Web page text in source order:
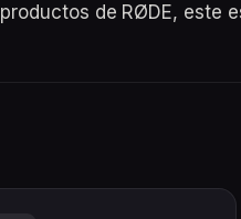
de RØDE, este